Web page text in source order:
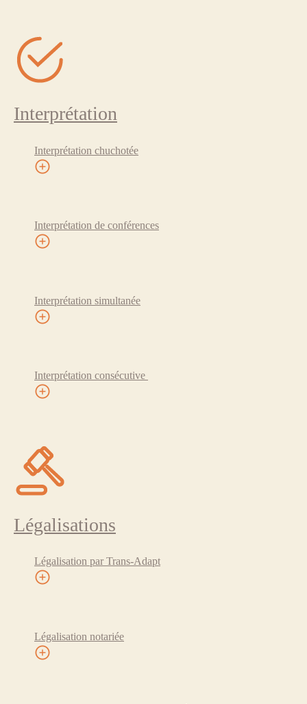
Interprétation
Interprétation chuchotée
Interprétation de conférences
Interprétation simultanée
Interprétation consécutive
Légalisations
Légalisation par Trans-Adapt
Légalisation notariée